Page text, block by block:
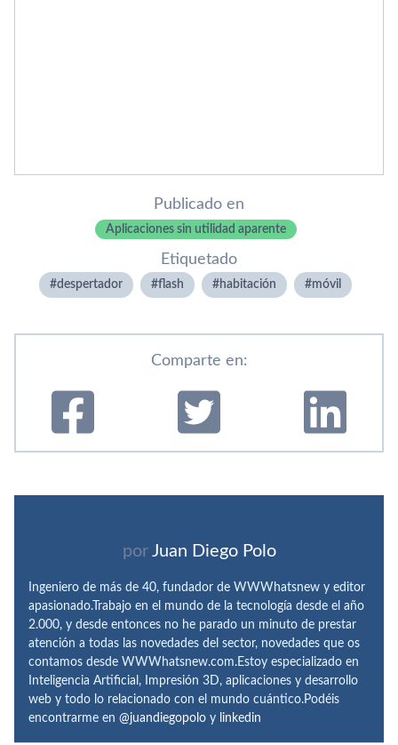
Publicado en
Aplicaciones sin utilidad aparente
Etiquetado
despertador flash habitación móvil
Comparte en:
por Juan Diego Polo
Ingeniero de más de 40, fundador de WWWhatsnew y editor
apasionado.Trabajo en el mundo de la tecnología desde el año
2.000, y desde entonces no he parado un minuto de prestar
atención a todas las novedades del sector, novedades que os
contamos desde WWWhatsnew.com.Estoy especializado en
Inteligencia Artificial, Impresión 3D, aplicaciones y desarrollo
web y todo lo relacionado con el mundo cuántico.Podéis
encontrarme en @juandiegopolo y linkedin